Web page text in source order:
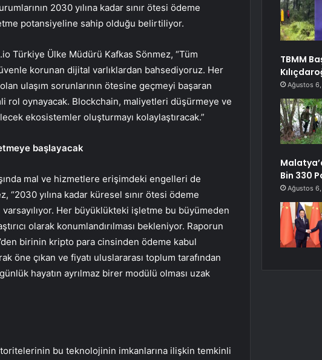
2030 yılına kadar sınır ötesi ödeme
potansiyeline sahip olduğu belirtiliyor.
Türkiye Ülke Müdürü Kafkas Sönmez, “Tüm
korunan dijital varlıklardan bahsediyoruz. Her
ulaşım sorunlarının ötesine geçmeyi başaran
rol oynayacak. Blockchain, maliyetleri düşürmeye ve
ekosistemler oluşturmayı kolaylaştıracak.”
başlayacak
mal ve hizmetlere erişimdeki engelleri de
“2030 yılına kadar küresel sınır ötesi ödeme
varsayılıyor. Her büyüklükteki işletme bu büyümeden
olarak konumlandırılması bekleniyor. Raporun
birinin kripto para cinsinden ödeme kabul
öne çıkan ve fiyatı uluslararası toplum tarafından
hayatın ayrılmaz birer modülü olması uzak
bu teknolojinin imkanlarına ilişkin temkinli
TBMM
Ağustos
Bin 330
Ağustos